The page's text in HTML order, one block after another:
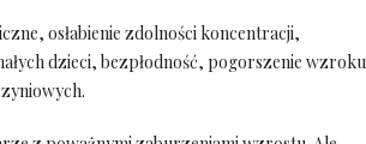
osłabienie zdolności koncentracji,
dzieci, bezpłodność, pogorszenie wzroku